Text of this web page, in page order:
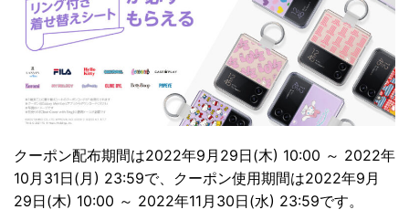
クーポン配布期間は2022年9月29日(木) 10:00 ～ 2022年
10月31日(月) 23:59で、クーポン使用期間は2022年9月
29日(木) 10:00 ～ 2022年11月30日(水) 23:59です。